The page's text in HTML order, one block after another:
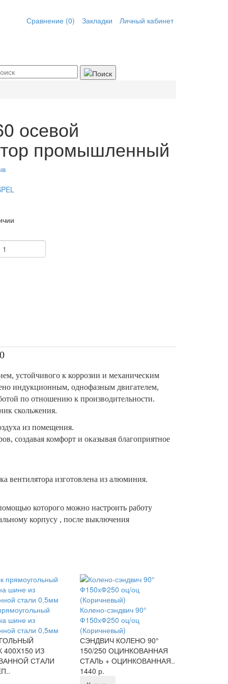
Сравнение (0)
Закладки
Личный кабинет
осевой
промышленный
устойчивого к коррозии и механическим
индукционным, однофазным двигателем,
по отношению к производительности.
скольжения.
из помещения.
создавая комфорт и оказывая благоприятное
вентилятора изготовлена из алюминия.
которого можно настроить работу
корпусу , после выключения
шине из
стали 0,5мм
ИЗ
СТАЛИ
Колено-сэндвич 90°
Ф150хФ250 оц/оц
(Коричневый)
СЭНДВИЧ КОЛЕНО 90°
150/250 ОЦИНКОВАННАЯ
СТАЛЬ + ОЦИНКОВАННАЯ..
1440 р.